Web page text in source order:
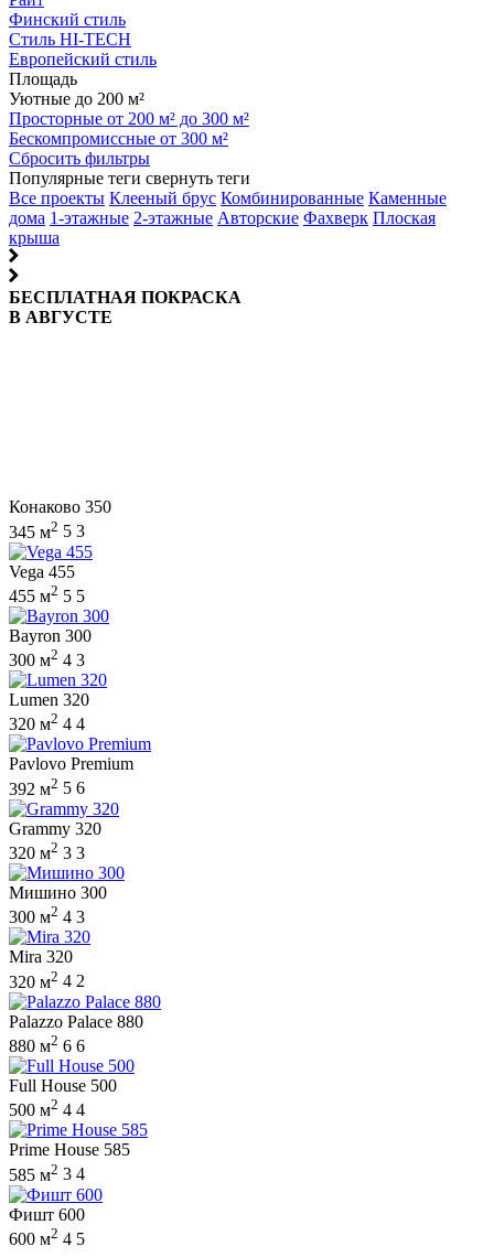
Финский стиль
Стиль HI-TECH
Европейский стиль
Площадь
Уютные до 200 м²
Просторные от 200 м² до 300 м²
Бескомпромиссные от 300 м²
Сбросить фильтры
Популярные теги свернуть теги
Все проекты Клееный брус Комбинированные Каменные
дома 1-этажные 2-этажные Авторские Фахверк Плоская
крыша
БЕСПЛАТНАЯ ПОКРАСКА
В АВГУСТЕ
Конаково 350
345 м2 5 3
Vega 455
455 м2 5 5
Bayron 300
300 м2 4 3
Lumen 320
320 м2 4 4
Pavlovo Premium
392 м2 5 6
Grammy 320
320 м2 3 3
Мишино 300
300 м2 4 3
Mira 320
320 м2 4 2
Palazzo Palace 880
880 м2 6 6
Full House 500
500 м2 4 4
Prime House 585
585 м2 3 4
Фишт 600
600 м2 4 5